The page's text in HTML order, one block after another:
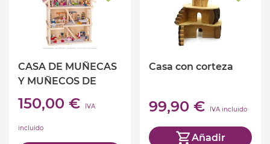
CASA DE MUÑECAS
Y MUÑECOS DE
TRES PISOS
150,00 € IVA
incluido
Casa con corteza
99,90 € IVA incluido
Añadir